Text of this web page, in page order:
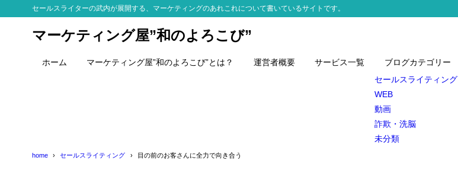
セールスライターの武内が展開する、マーケティングのあれこれについて書いているサイトです。
マーケティング屋”和のよろこび”
ホーム マーケティング屋”和のよろこび”とは？ 運営者概要 サービス一覧
ブログカテゴリー
セールスライティング
WEB
動画
詐欺・洗脳
未分類
home セールスライティング 目の前のお客さんに全力で向き合う